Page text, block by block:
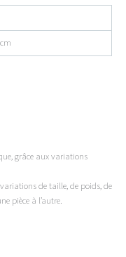
grâce aux variations
de taille, de poids, de
pièce à l’autre.